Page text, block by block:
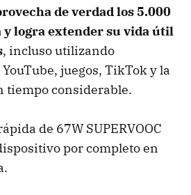
de verdad los 5.000
y logra extender su vida útil
, incluso utilizando
juegos, TikTok y la
tiempo considerable.
de 67W SUPERVOOC
por completo en